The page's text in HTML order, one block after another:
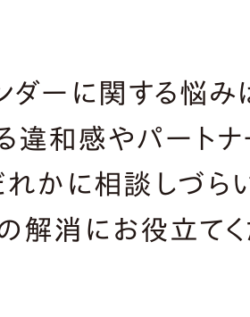
ダーに関する悩み
違和感やパート
れかに相談しづら
解消にお役立てく